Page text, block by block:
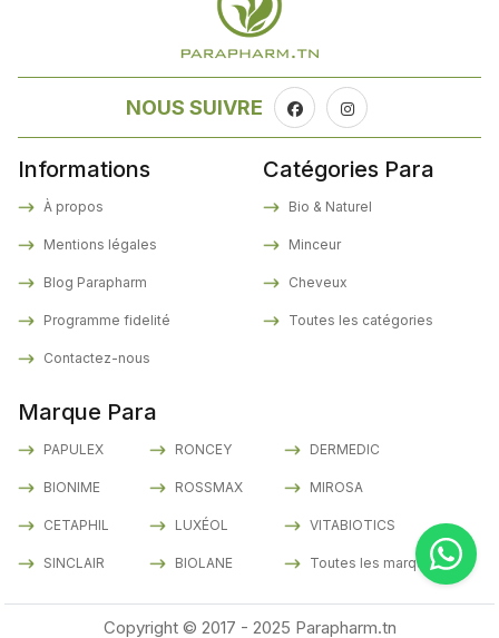
NOUS SUIVRE
Informations
À propos
Mentions légales
Blog Parapharm
Programme fidelité
Contactez-nous
Marque Para
PAPULEX
BIONIME
CETAPHIL
SINCLAIR
RONCEY
ROSSMAX
LUXÉOL
BIOLANE
DERMEDIC
MIROSA
VITABIOTICS
Toutes les marques
Catégories Para
Bio & Naturel
Minceur
Cheveux
Toutes les catégories
Copyright © 2017 - 2025 Parapharm.tn